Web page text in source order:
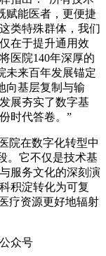
赋能医者，更便捷
类特殊群体，我们
在于提升通用效
医院140年深厚的
未来百年发展锚定
向基层复制与输
展夯实了数字基
时代答卷。”
院在数字化转型中
。它不仅是技术基
服务文化的深刻演
积淀转化为可复
疗资源更好地辐射
众号